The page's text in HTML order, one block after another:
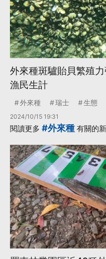
外來種斑驢貽貝繁殖
漁民生計
外來種 瑞士 生態
2024/10/15 19:31
閱讀更多 #外來種 有關的